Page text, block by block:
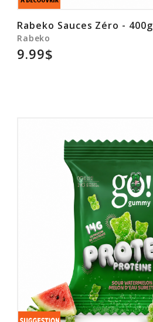
Rabeko Sauces Zéro - 400g
Rabeko
9.99$